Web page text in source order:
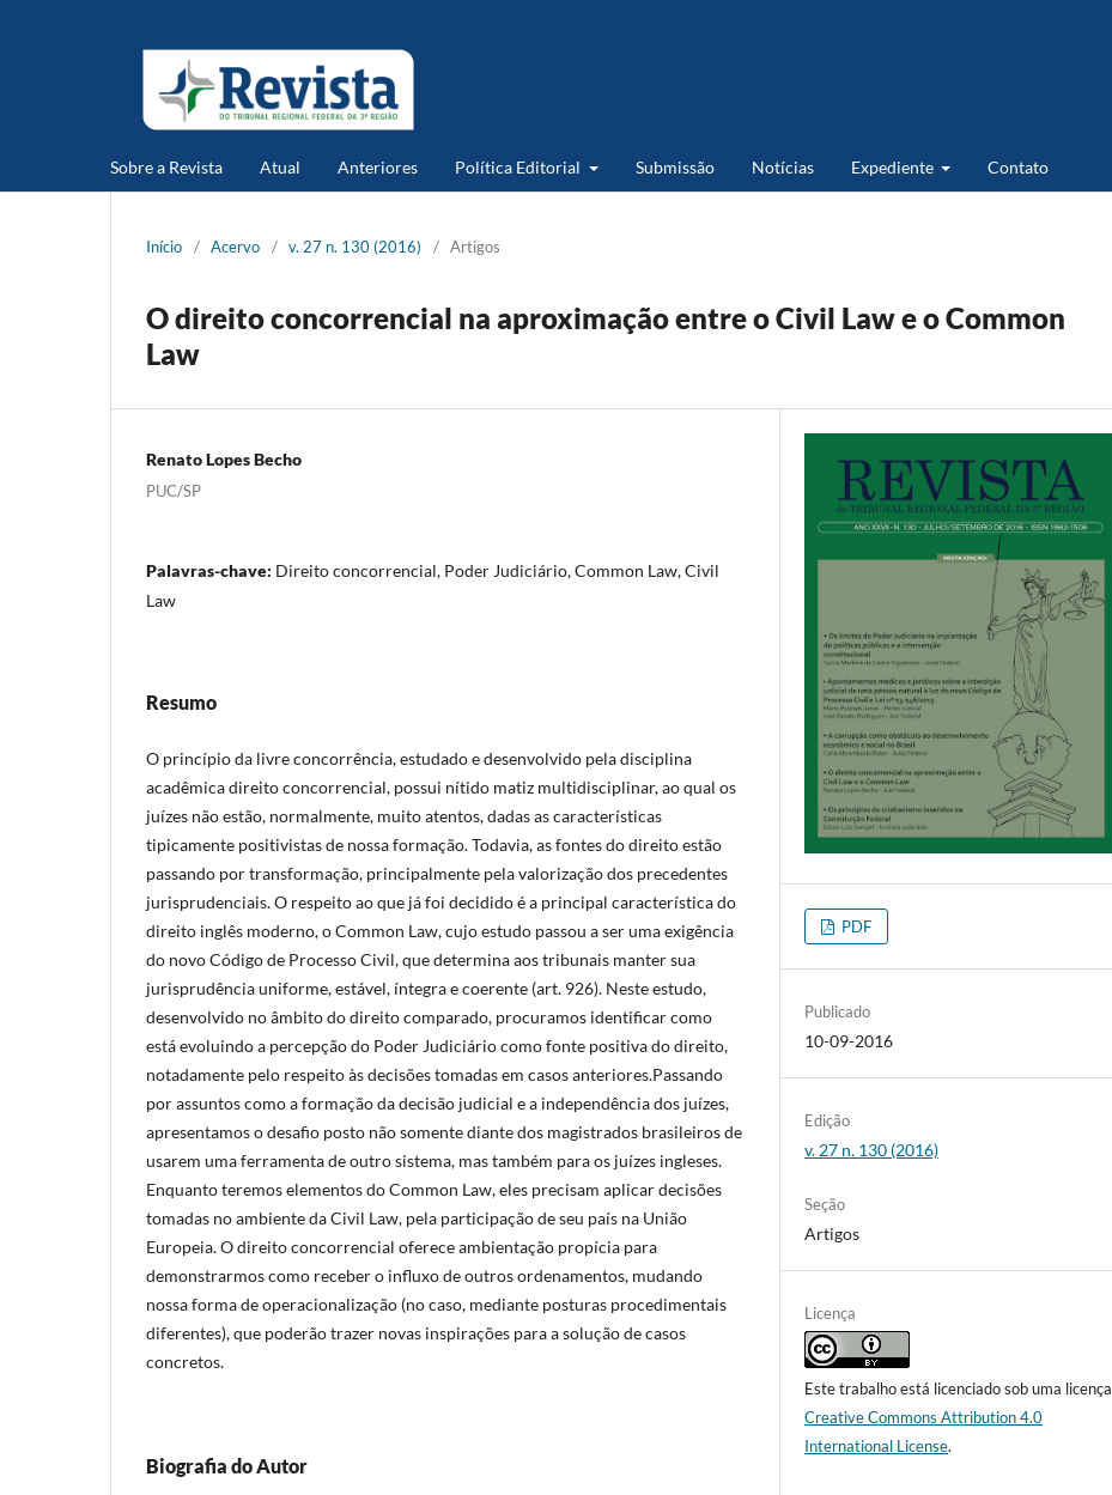
Sobre a Revista Atual Anteriores Política Editorial Submissão Notícias Expediente Contato
Início / Acervo / v. 27 n. 130 (2016) / Artigos
O direito concorrencial na aproximação entre o Civil Law e o Common
Law
Renato Lopes Becho
PUC/SP
Palavras-chave: Direito concorrencial, Poder Judiciário, Common Law, Civil
Law
Resumo
O princípio da livre concorrência, estudado e desenvolvido pela disciplina
acadêmica direito concorrencial, possui nítido matiz multidisciplinar, ao qual os
juízes não estão, normalmente, muito atentos, dadas as características
tipicamente positivistas de nossa formação. Todavia, as fontes do direito estão
passando por transformação, principalmente pela valorização dos precedentes
jurisprudenciais. O respeito ao que já foi decidido é a principal característica do
direito inglês moderno, o Common Law, cujo estudo passou a ser uma exigência
do novo Código de Processo Civil, que determina aos tribunais manter sua
jurisprudência uniforme, estável, íntegra e coerente (art. 926). Neste estudo,
desenvolvido no âmbito do direito comparado, procuramos identificar como
está evoluindo a percepção do Poder Judiciário como fonte positiva do direito,
notadamente pelo respeito às decisões tomadas em casos anteriores.Passando
por assuntos como a formação da decisão judicial e a independência dos juízes,
apresentamos o desafio posto não somente diante dos magistrados brasileiros de
usarem uma ferramenta de outro sistema, mas também para os juízes ingleses.
Enquanto teremos elementos do Common Law, eles precisam aplicar decisões
tomadas no ambiente da Civil Law, pela participação de seu país na União
Europeia. O direito concorrencial oferece ambientação propícia para
demonstrarmos como receber o influxo de outros ordenamentos, mudando
nossa forma de operacionalização (no caso, mediante posturas procedimentais
diferentes), que poderão trazer novas inspirações para a solução de casos
concretos.
Biografia do Autor
PDF
Publicado
10-09-2016
Edição
v. 27 n. 130 (2016)
Seção
Artigos
Licença
Este trabalho está licenciado sob uma licença
Creative Commons Attribution 4.0
International License.